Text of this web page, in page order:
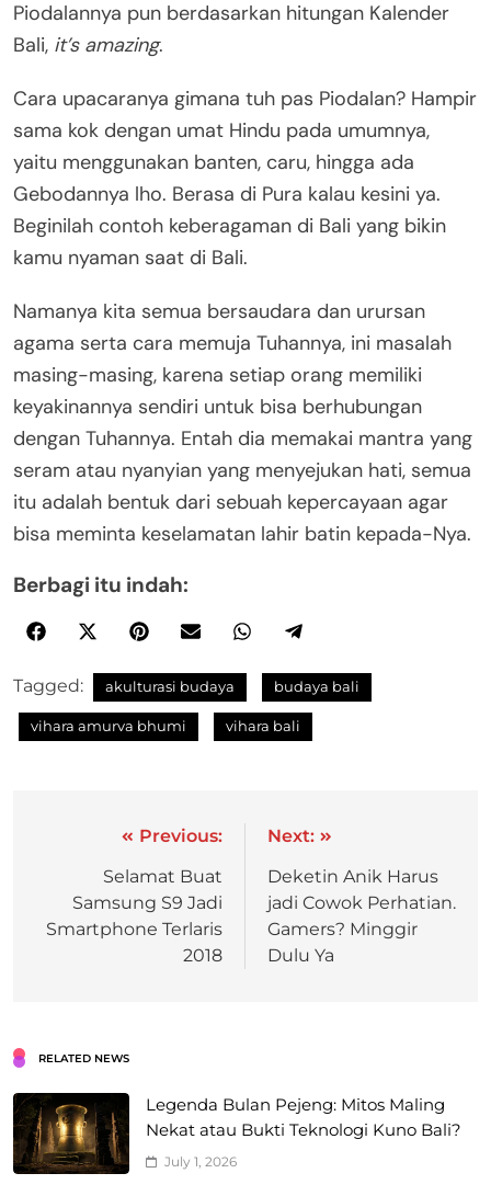
Piodalannya pun berdasarkan hitungan Kalender
Bali, it’s amazing.
Cara upacaranya gimana tuh pas Piodalan? Hampir
sama kok dengan umat Hindu pada umumnya,
yaitu menggunakan banten, caru, hingga ada
Gebodannya lho. Berasa di Pura kalau kesini ya.
Beginilah contoh keberagaman di Bali yang bikin
kamu nyaman saat di Bali.
Namanya kita semua bersaudara dan urursan
agama serta cara memuja Tuhannya, ini masalah
masing-masing, karena setiap orang memiliki
keyakinannya sendiri untuk bisa berhubungan
dengan Tuhannya. Entah dia memakai mantra yang
seram atau nyanyian yang menyejukan hati, semua
itu adalah bentuk dari sebuah kepercayaan agar
bisa meminta keselamatan lahir batin kepada-Nya.
Berbagi itu indah:
Tagged: akulturasi budaya budaya bali
vihara amurva bhumi vihara bali
Previous:
Selamat Buat
Samsung S9 Jadi
Smartphone Terlaris
2018
Next:
Deketin Anik Harus
jadi Cowok Perhatian.
Gamers? Minggir
Dulu Ya
RELATED NEWS
Legenda Bulan Pejeng: Mitos Maling
Nekat atau Bukti Teknologi Kuno Bali?
July 1, 2026